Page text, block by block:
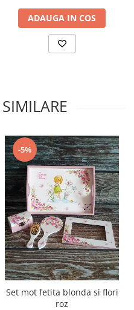
ADAUGA IN COS
-5%
Set mot fetita blonda si flori
roz